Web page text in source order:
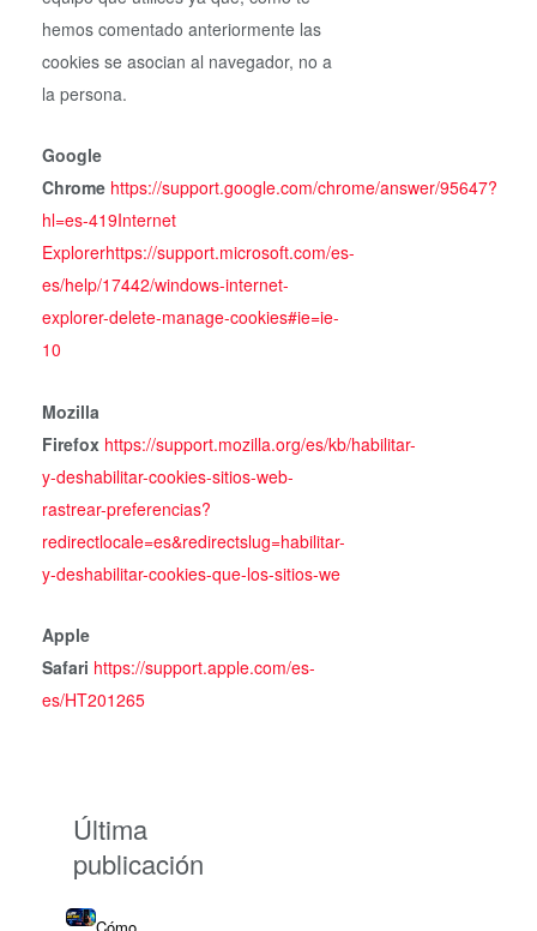
hemos comentado anteriormente las
cookies se asocian al navegador, no a
la persona.
Google
Chrome https://support.google.com/chrome/answer/95647?
hl=es-419Internet
Explorerhttps://support.microsoft.com/es-
es/help/17442/windows-internet-
explorer-delete-manage-cookies#ie=ie-
10
Mozilla
Firefox https://support.mozilla.org/es/kb/habilitar-
y-deshabilitar-cookies-sitios-web-
rastrear-preferencias?
redirectlocale=es&redirectslug=habilitar-
y-deshabilitar-cookies-que-los-sitios-we
Apple
Safari https://support.apple.com/es-
es/HT201265
Última
publicación